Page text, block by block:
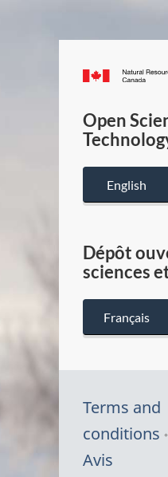
Open
English
Dépôt
sciences
Français
Terms and
conditions
Avis